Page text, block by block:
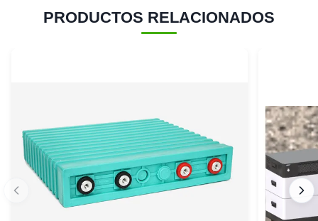
PRODUCTOS RELACIONADOS